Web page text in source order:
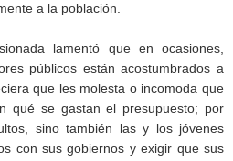
a la población.
lamentó que en ocasiones,
públicos están acostumbrados a
que les molesta o incomoda que
qué se gastan el presupuesto; por
sino también las y los jóvenes
con sus gobiernos y exigir que sus